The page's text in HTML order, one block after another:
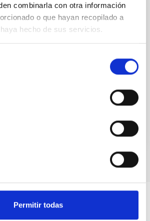
combinarla con otra información
o que hayan recopilado a
hecho de sus servicios.
Permitir todas
for the Physical
Active Galactic Nuclei under
and angular resolutions and,